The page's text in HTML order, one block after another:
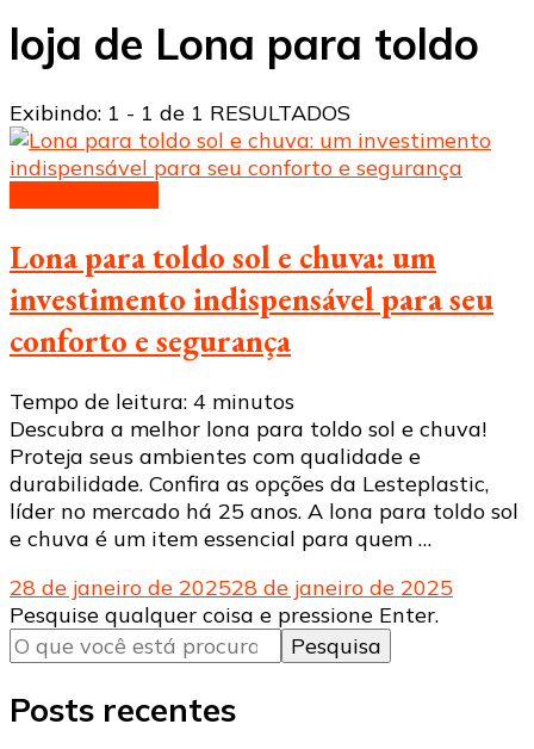
loja de Lona para toldo
Exibindo: 1 - 1 de 1 RESULTADOS
Lona para toldo sol e chuva: um
investimento indispensável para seu
conforto e segurança
Tempo de leitura: 4 minutos
Descubra a melhor lona para toldo sol e chuva!
Proteja seus ambientes com qualidade e
durabilidade. Confira as opções da Lesteplastic,
líder no mercado há 25 anos. A lona para toldo sol
e chuva é um item essencial para quem …
28 de janeiro de 202528 de janeiro de 2025
Procurando
algo?
Pesquise qualquer coisa e pressione Enter.
Posts recentes